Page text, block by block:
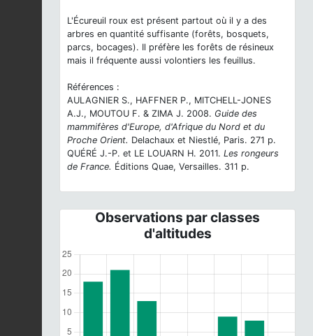
L'Écureuil roux est présent partout où il y a des
arbres en quantité suffisante (forêts, bosquets,
parcs, bocages). Il préfère les forêts de résineux
mais il fréquente aussi volontiers les feuillus.
Références :
AULAGNIER S., HAFFNER P., MITCHELL-JONES
A.J., MOUTOU F. & ZIMA J. 2008. Guide des
mammifères d'Europe, d'Afrique du Nord et du
Proche Orient. Delachaux et Niestlé, Paris. 271 p.
QUÉRÉ J.-P. et LE LOUARN H. 2011. Les rongeurs
de France. Éditions Quae, Versailles. 311 p.
Observations par classes
d'altitudes